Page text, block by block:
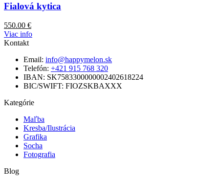
Fialová kytica
550.00 €
Viac info
Kontakt
Email: info@happymelon.sk
Telefón: +421 915 768 320
IBAN: SK7583300000002402618224
BIC/SWIFT: FIOZSKBAXXX
Kategórie
Maľba
Kresba/Ilustrácia
Grafika
Socha
Fotografia
Blog